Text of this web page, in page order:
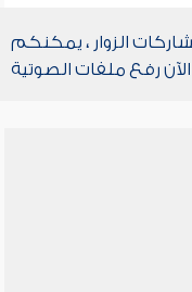
الزوار ، يمكنكم
الآن رفع ملفات الصوتية